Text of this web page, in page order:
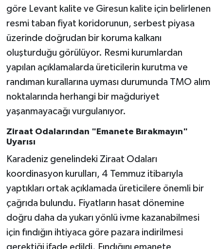
göre Levant kalite ve Giresun kalite için belirlenen
resmi taban fiyat koridorunun, serbest piyasa
üzerinde doğrudan bir koruma kalkanı
oluşturduğu görülüyor. Resmi kurumlardan
yapılan açıklamalarda üreticilerin kurutma ve
randıman kurallarına uyması durumunda TMO alım
noktalarında herhangi bir mağduriyet
yaşanmayacağı vurgulanıyor.
Ziraat Odalarından "Emanete Bırakmayın"
Uyarısı
Karadeniz genelindeki Ziraat Odaları
koordinasyon kurulları, 4 Temmuz itibarıyla
yaptıkları ortak açıklamada üreticilere önemli bir
çağrıda bulundu. Fiyatların hasat dönemine
doğru daha da yukarı yönlü ivme kazanabilmesi
için fındığın ihtiyaca göre pazara indirilmesi
gerektiği ifade edildi. Fındığını emanete